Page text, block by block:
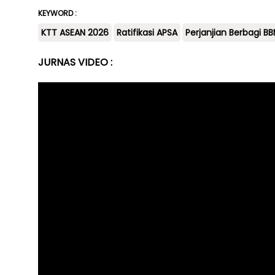
KEYWORD :
KTT ASEAN 2026 Ratifikasi APSA Perjanjian Berbagi
JURNAS VIDEO :